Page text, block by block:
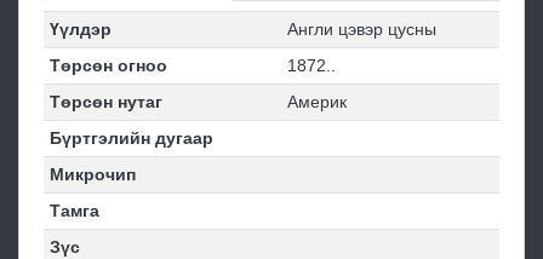
Үүлдэр
Англи цэвэр цусны
Төрсөн огноо
1872..
Төрсөн нутаг
Америк
Бүртгэлийн дугаар
Микрочип
Тамга
Зүс